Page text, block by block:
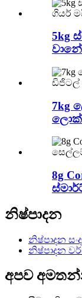
5kg
7kg
ලොක්
8g
නිෂ්පාදන
නිෂ්පාදන
නිෂ්පාදන
අපව